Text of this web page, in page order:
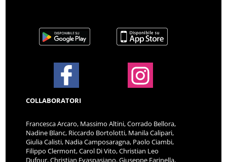
COLLABORATORI
Francesca Arcaro, Massimo Altini, Corrado Bellora,
Nadine Blanc, Riccardo Bortolotti, Manila Calipari,
Giulia Calisti, Nadia Camposaragna, Paolo Ciambi,
Filippo Clermont, Carol Di Vito, Christian Leo
Dufour, Christian Evaspasiano, Giuseppe Farinella,